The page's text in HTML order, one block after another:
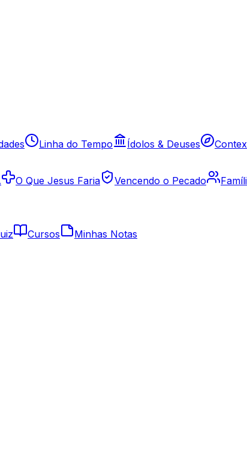
Linha do Tempo Ídolos & Deuses
O Que Jesus Faria Vencendo o Pecado
Cursos Minhas Notas